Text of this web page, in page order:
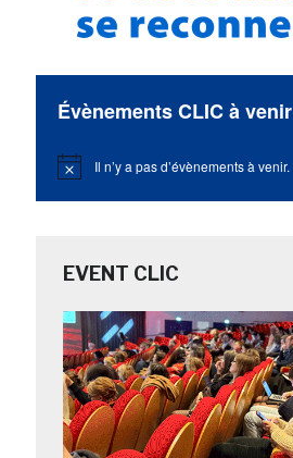
Évènements CLIC à venir
Notice Il n’y a pas d’évènements à venir.
EVENT CLIC